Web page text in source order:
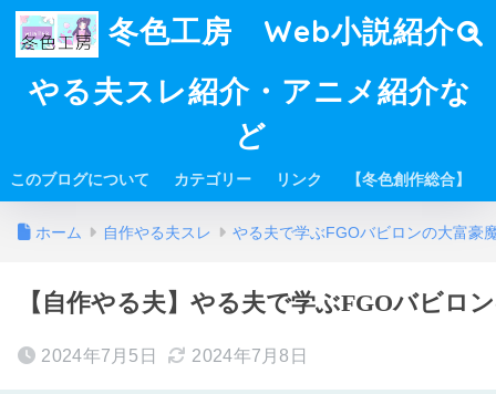
冬色工房 Web小説紹介・
やる夫スレ紹介・アニメ紹介な
ど
このブログについて カテゴリー リンク 【冬色創作総合】
ホーム 自作やる夫スレ やる夫で学ぶFGOバビロンの大富豪
【自作やる夫】やる夫で学ぶFGOバビロ
2024年7月5日 2024年7月8日